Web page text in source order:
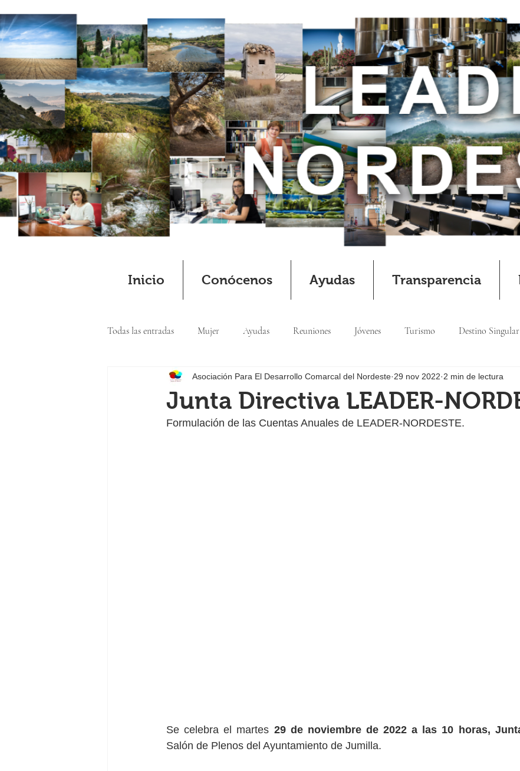
Inicio Conócenos Ayudas Transparencia
Todas las entradas Mujer Ayudas Reuniones Jóvenes Turismo Destino Singular
Cooperación
Junta Directiva LEADER-
Asociación Para El Desarrollo Comarcal del Nordeste 29 nov 2022 2 min de lectura
Formulación de las Cuentas Anuales de LEADER-NORDESTE.
Se celebra el martes 29 de noviembre de 2022 a las 10 horas,
Salón de Plenos del Ayuntamiento de Jumilla.